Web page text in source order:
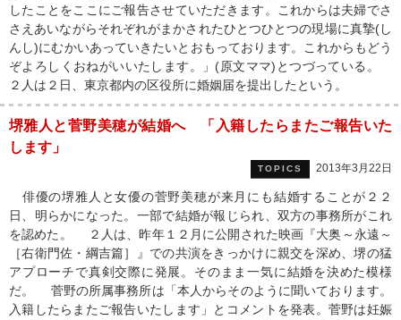
したことをここにご報告させていただきます。これからは夫婦でさ
さえあいながらそれぞれがまかされたひとつひとつの現場に真摯(し
んし)にむかいあっていきたいとおもっております。これからもどう
ぞよろしくおねがいいたします。」(原文ママ)とつづっている。
２人は２日、東京都内の区役所に婚姻届を提出したという。
堺雅人と菅野美穂が結婚へ 「入籍したらまたご報告いた
します」
TOPICS 2013年3月22日
俳優の堺雅人と女優の菅野美穂が来月にも結婚することが２２
日、明らかになった。一部で結婚が報じられ、双方の事務所がこれ
を認めた。 ２人は、昨年１２月に公開された映画『大奥～永遠～
［右衛門佐・綱吉篇］』での共演をきっかけに親交を深め、堺の猛
アプローチで真剣交際に発展。そのまま一気に結婚を決めた模様
だ。 菅野の所属事務所は「本人からそのように聞いております。
入籍したらまたご報告いたします」とコメントを発表。菅野は妊娠